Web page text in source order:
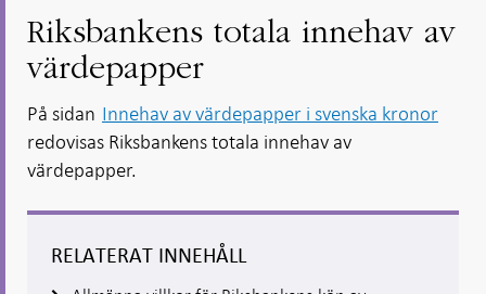
Riksbankens totala innehav av
värdepapper
På sidan Innehav av värdepapper i svenska kronor
redovisas Riksbankens totala innehav av
värdepapper.
RELATERAT INNEHÅLL